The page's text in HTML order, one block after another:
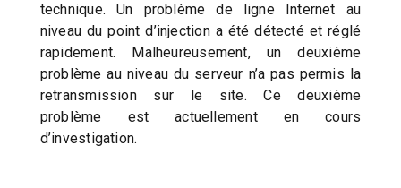
technique. Un problème de ligne Internet au
niveau du point d’injection a été détecté et réglé
rapidement. Malheureusement, un deuxième
problème au niveau du serveur n’a pas permis la
retransmission sur le site. Ce deuxième
problème est actuellement en cours
d’investigation.